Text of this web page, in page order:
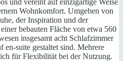
Wohnkomfort. Umgeben von
der Inspiration und der
bebauten Fläche von etwa 560
insgesamt acht Schlafzimmer
en-suite gestaltet sind. Mehrere
für Flexibilität bei der Nutzung.